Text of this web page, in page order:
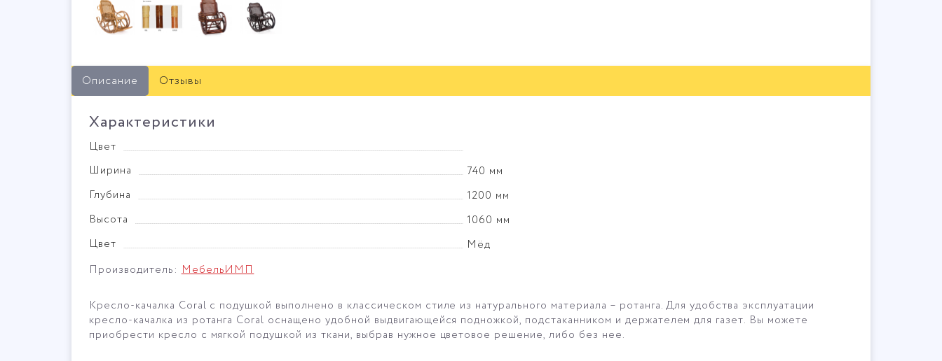
Описание Отзывы
Характеристики
Цвет
Ширина
740 мм
Глубина
1200 мм
Высота
1060 мм
Цвет
Мёд
Производитель:МебельИМП
Кресло-качалка Coral с подушкой выполнено в классическом стиле из натурального материала – ротанга. Для удобства эксплуатации
кресло-качалка из ротанга Coral оснащено удобной выдвигающейся подножкой, подстаканником и держателем для газет. Вы можете
приобрести кресло с мягкой подушкой из ткани, выбрав нужное цветовое решение, либо без нее.